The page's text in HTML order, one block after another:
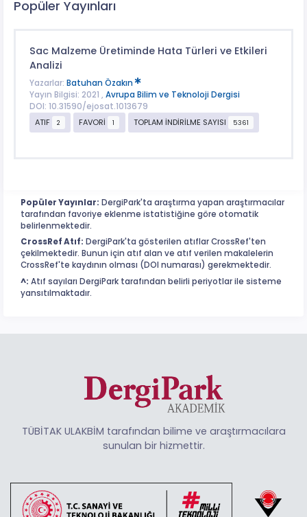
Popüler Yayınları
Sac Malzeme Üretiminde Hata Türleri ve Etkileri
Analizi
Yazarlar: Batuhan Özakın
Yayın Bilgisi: 2021 , Avrupa Bilim ve Teknoloji Dergisi
DOI: 10.31590/ejosat.1013679
ATIF
2 FAVORİ 1 TOPLAM İNDİRİLME SAYISI 5361
Popüler Yayınlar: DergiPark'ta araştırma yapan araştırmacılar
tarafından favoriye eklenme istatistiğine göre otomatik
belirlenmektedir.
CrossRef Atıf: DergiPark'ta gösterilen atıflar CrossRef'ten
çekilmektedir. Bunun için atıf alan ve atıf verilen makalelerin
CrossRef'te kaydının olması (DOI numarası) gerekmektedir.
^: Atıf sayıları DergiPark tarafından belirli periyotlar ile sisteme
yansıtılmaktadır.
TÜBİTAK ULAKBİM tarafından bilime ve araştırmacılara
sunulan bir hizmettir.